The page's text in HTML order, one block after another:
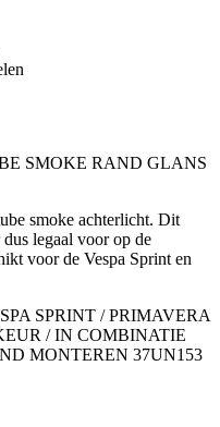
SMOKE RAND GLANS
smoke achterlicht. Dit
legaal voor op de
voor de Vespa Sprint en
SPRINT / PRIMAVERA
/ IN COMBINATIE
MONTEREN 37UN153